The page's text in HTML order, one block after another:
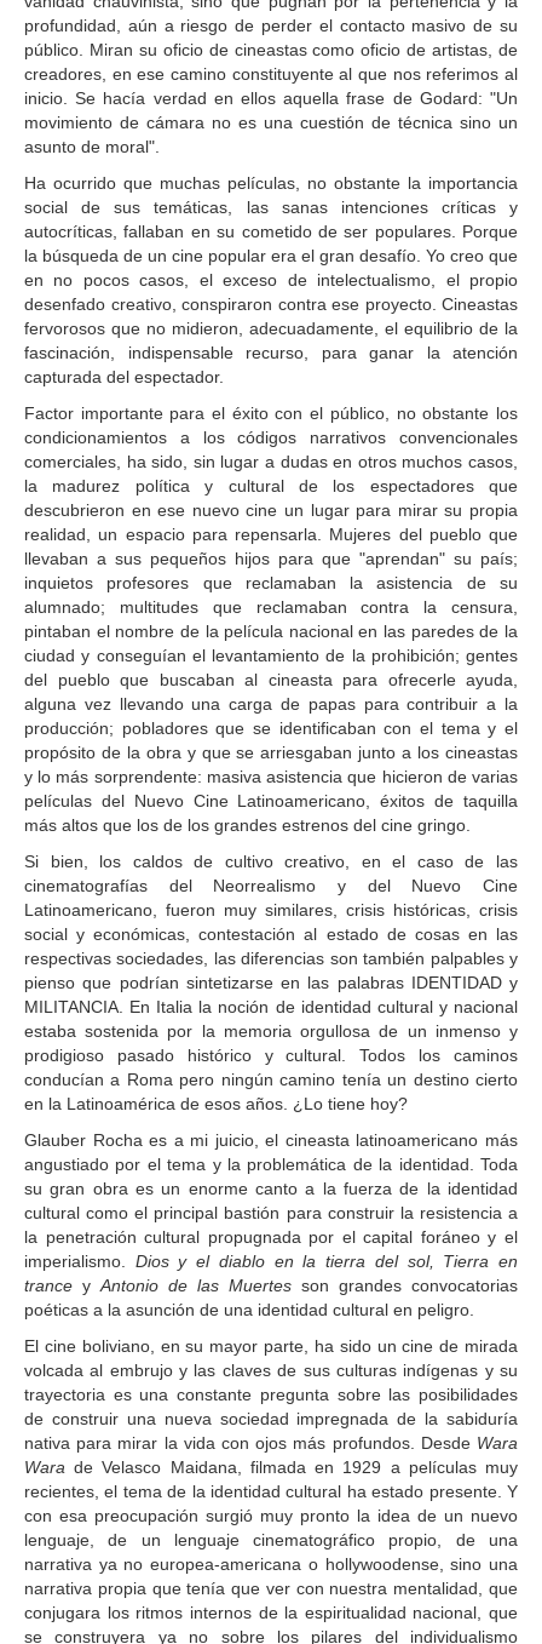
profundidad, aún a riesgo de perder el contacto masivo de su
público. Miran su oficio de cineastas como oficio de artistas, de
creadores, en ese camino constituyente al que nos referimos al
inicio. Se hacía verdad en ellos aquella frase de Godard: "Un
movimiento de cámara no es una cuestión de técnica sino un
asunto de moral".
Ha ocurrido que muchas películas, no obstante la importancia
social de sus temáticas, las sanas intenciones críticas y
autocríticas, fallaban en su cometido de ser populares. Porque
la búsqueda de un cine popular era el gran desafío. Yo creo que
en no pocos casos, el exceso de intelectualismo, el propio
desenfado creativo, conspiraron contra ese proyecto. Cineastas
fervorosos que no midieron, adecuadamente, el equilibrio de la
fascinación, indispensable recurso, para ganar la atención
capturada del espectador.
Factor importante para el éxito con el público, no obstante los
condicionamientos a los códigos narrativos convencionales
comerciales, ha sido, sin lugar a dudas en otros muchos casos,
la madurez política y cultural de los espectadores que
descubrieron en ese nuevo cine un lugar para mirar su propia
realidad, un espacio para repensarla. Mujeres del pueblo que
llevaban a sus pequeños hijos para que "aprendan" su país;
inquietos profesores que reclamaban la asistencia de su
alumnado; multitudes que reclamaban contra la censura,
pintaban el nombre de la película nacional en las paredes de la
ciudad y conseguían el levantamiento de la prohibición; gentes
del pueblo que buscaban al cineasta para ofrecerle ayuda,
alguna vez llevando una carga de papas para contribuir a la
producción; pobladores que se identificaban con el tema y el
propósito de la obra y que se arriesgaban junto a los cineastas
y lo más sorprendente: masiva asistencia que hicieron de varias
películas del Nuevo Cine Latinoamericano, éxitos de taquilla
más altos que los de los grandes estrenos del cine gringo.
Si bien, los caldos de cultivo creativo, en el caso de las
cinematografías del Neorrealismo y del Nuevo Cine
Latinoamericano, fueron muy similares, crisis históricas, crisis
social y económicas, contestación al estado de cosas en las
respectivas sociedades, las diferencias son también palpables y
pienso que podrían sintetizarse en las palabras IDENTIDAD y
MILITANCIA. En Italia la noción de identidad cultural y nacional
estaba sostenida por la memoria orgullosa de un inmenso y
prodigioso pasado histórico y cultural. Todos los caminos
conducían a Roma pero ningún camino tenía un destino cierto
en la Latinoamérica de esos años. ¿Lo tiene hoy?
Glauber Rocha es a mi juicio, el cineasta latinoamericano más
angustiado por el tema y la problemática de la identidad. Toda
su gran obra es un enorme canto a la fuerza de la identidad
cultural como el principal bastión para construir la resistencia a
la penetración cultural propugnada por el capital foráneo y el
imperialismo. Dios y el diablo en la tierra del sol, Tierra en
trance y Antonio de las Muertes son grandes convocatorias
poéticas a la asunción de una identidad cultural en peligro.
El cine boliviano, en su mayor parte, ha sido un cine de mirada
volcada al embrujo y las claves de sus culturas indígenas y su
trayectoria es una constante pregunta sobre las posibilidades
de construir una nueva sociedad impregnada de la sabiduría
nativa para mirar la vida con ojos más profundos. Desde Wara
Wara de Velasco Maidana, filmada en 1929 a películas muy
recientes, el tema de la identidad cultural ha estado presente. Y
con esa preocupación surgió muy pronto la idea de un nuevo
lenguaje, de un lenguaje cinematográfico propio, de una
narrativa ya no europea-americana o hollywoodense, sino una
narrativa propia que tenía que ver con nuestra mentalidad, que
conjugara los ritmos internos de la espiritualidad nacional, que
se construyera ya no sobre los pilares del individualismo